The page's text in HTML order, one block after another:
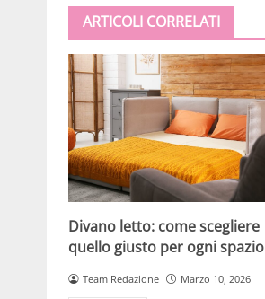
ARTICOLI CORRELATI
Divano letto: come scegliere
quello giusto per ogni spazio
Team Redazione Marzo 10, 2026